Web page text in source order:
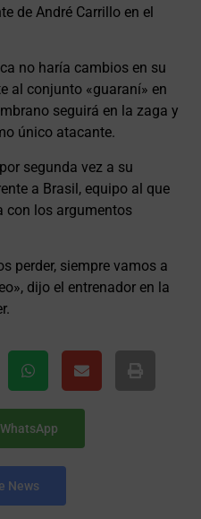
de André Carrillo en el
no haría cambios en su
al conjunto «guaraní» en
seguirá en la zaga y
único atacante.
segunda vez a su
a Brasil, equipo al que
con los argumentos
perder, siempre vamos a
dijo el entrenador en la
News